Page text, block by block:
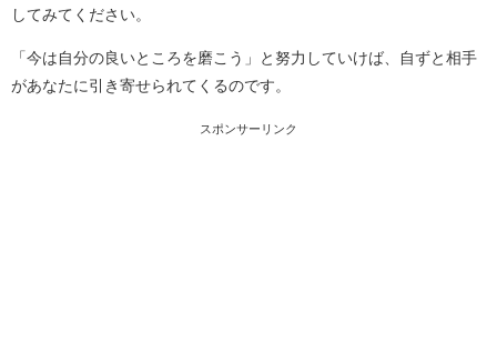
してみてください。
「今は自分の良いところを磨こう」と努力していけば、自ずと相手
があなたに引き寄せられてくるのです。
スポンサーリンク